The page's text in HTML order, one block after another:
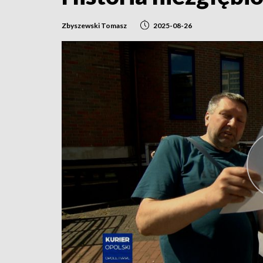
Zbyszewski Tomasz 2025-08-26